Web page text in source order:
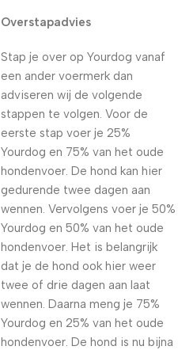
Overstapadvies
Stap je over op Yourdog vanaf
een ander voermerk dan
adviseren wij de volgende
stappen te volgen. Voor de
eerste stap voer je 25%
Yourdog en 75% van het oude
hondenvoer. De hond kan hier
gedurende twee dagen aan
wennen. Vervolgens voer je 50%
Yourdog en 50% van het oude
hondenvoer. Het is belangrijk
dat je de hond ook hier weer
twee of drie dagen aan laat
wennen. Daarna meng je 75%
Yourdog en 25% van het oude
hondenvoer. De hond is nu bijna